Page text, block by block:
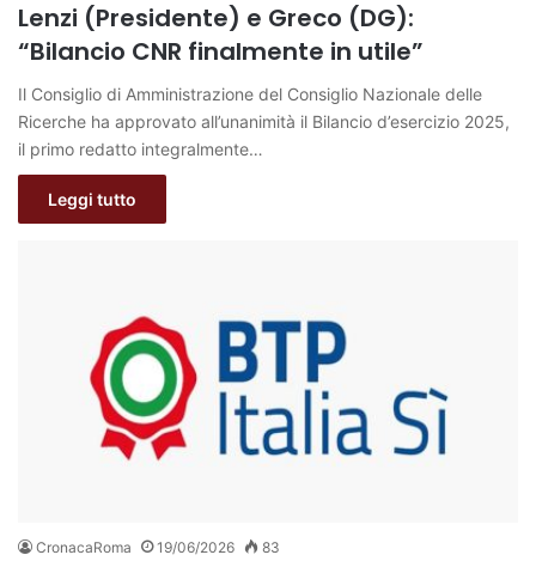
Lenzi (Presidente) e Greco (DG):
“Bilancio CNR finalmente in utile”
Il Consiglio di Amministrazione del Consiglio Nazionale delle
Ricerche ha approvato all’unanimità il Bilancio d’esercizio 2025,
il primo redatto integralmente…
Leggi tutto
CronacaRoma 19/06/2026 83